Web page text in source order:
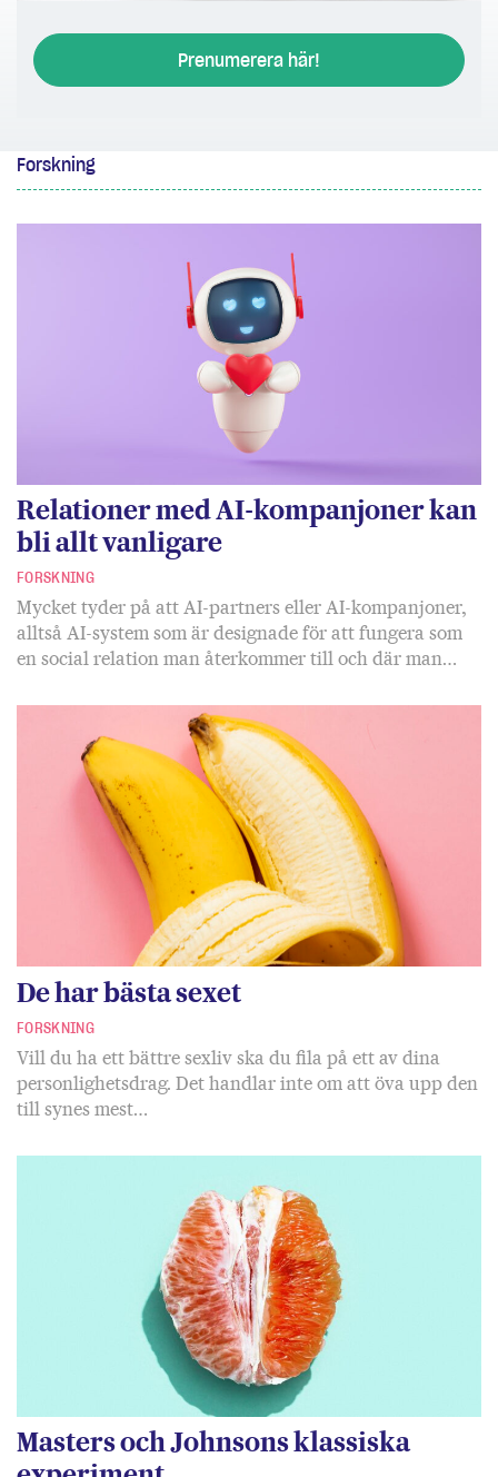
Prenumerera här!
Forskning
Relationer med AI-kompanjoner kan
bli allt vanligare
FORSKNING
Mycket tyder på att AI-partners eller AI-kompanjoner,
alltså AI-system som är designade för att fungera som
en social relation man återkommer till och där man…
De har bästa sexet
FORSKNING
Vill du ha ett bättre sexliv ska du fila på ett av dina
personlighetsdrag. Det handlar inte om att öva upp den
till synes mest…
Masters och Johnsons klassiska